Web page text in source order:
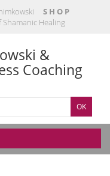
S H O P
Shamanic Healing
&
Coaching